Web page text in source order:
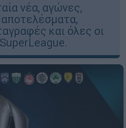
νέα, αγώνες,
και όλες οι